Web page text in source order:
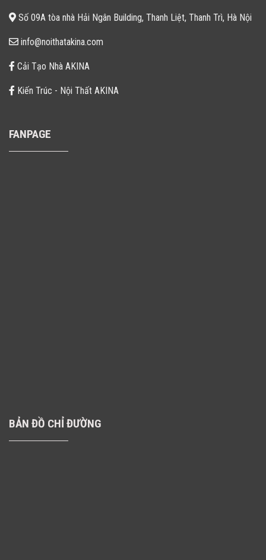
Số 09A tòa nhà Hải Ngân Building, Thanh Liệt, Thanh Trì, Hà Nội
info@noithatakina.com
Cải Tạo Nhà AKINA
Kiến Trúc - Nội Thất AKINA
FANPAGE
BẢN ĐỒ CHỈ ĐƯỜNG